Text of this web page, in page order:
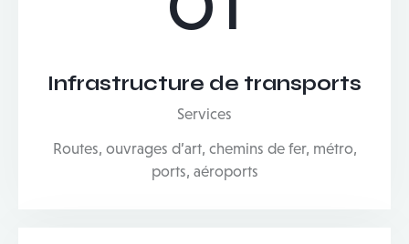
Infrastructure de transports
Services
Routes, ouvrages d’art, chemins de fer, métro,
ports, aéroports